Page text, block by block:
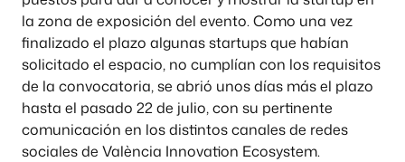
la zona de exposición del evento. Como una vez
finalizado el plazo algunas startups que habían
solicitado el espacio, no cumplían con los requisitos
de la convocatoria, se abrió unos días más el plazo
hasta el pasado 22 de julio, con su pertinente
comunicación en los distintos canales de redes
sociales de València Innovation Ecosystem.